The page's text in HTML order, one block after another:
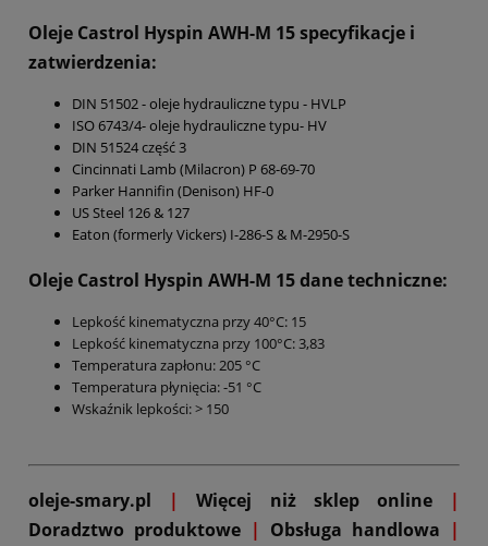
Oleje Castrol Hyspin AWH-M 15specyfikacje i
zatwierdzenia:
DIN 51502 - oleje hydrauliczne typu - HVLP
ISO 6743/4- oleje hydrauliczne typu- HV
DIN 51524 część 3
Cincinnati Lamb (Milacron) P 68-69-70
Parker Hannifin (Denison) HF-0
US Steel 126 & 127
Eaton (formerly Vickers) I-286-S & M-2950-S
Oleje Castrol Hyspin AWH-M 15dane techniczne:
Lepkość kinematyczna przy 40°C: 15
Lepkość kinematyczna przy 100°C: 3,83
Temperatura zapłonu: 205 °C
Temperatura płynięcia: -51 °C
Wskaźnik lepkości: > 150
oleje-smary.pl | Więcej niż sklep online
|
Doradztwo produktowe | Obsługa handlowa |